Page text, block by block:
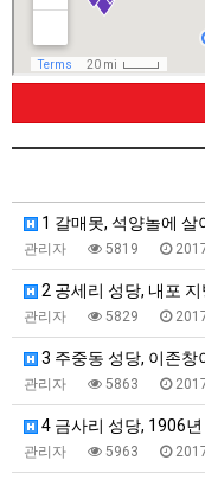
1 갈매못, 석양놀에 살아
관리자 5819
2 공세리 성당, 내포 지방
관리자 5829
3 주중동 성당, 이존창이
관리자 5863
4 금사리 성당, 1906년
관리자 5963